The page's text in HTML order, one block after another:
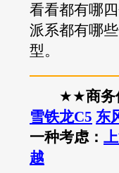
看看都有哪
派系都有哪
型。
★★商务
雪铁龙C5 东
一种考虑：
越